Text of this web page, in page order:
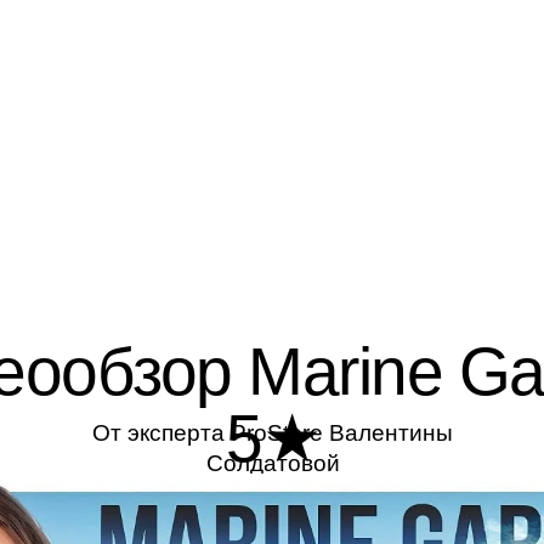
От эксперта ProStore Валентины
Солдатовой
Marine
5★